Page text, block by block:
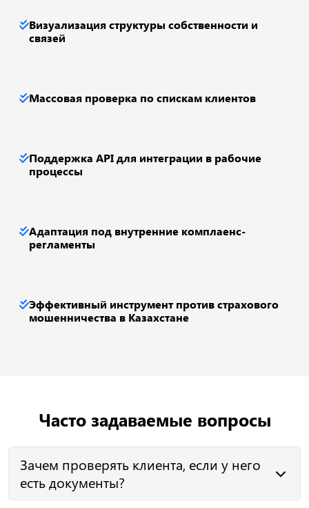
Визуализация структуры собственности и
связей
Массовая проверка по спискам клиентов
Поддержка API для интеграции в рабочие
процессы
Адаптация под внутренние комплаенс-
регламенты
Эффективный инструмент против страхового
мошенничества в Казахстане
Часто задаваемые вопросы
Зачем проверять клиента, если у него
есть документы?